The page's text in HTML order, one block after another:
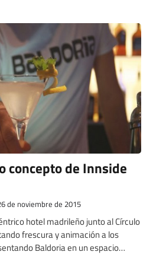
concepto de Innside
de noviembre de 2015
hotel madrileño junto al Círculo
frescura y animación a los
Baldoria en un espacio